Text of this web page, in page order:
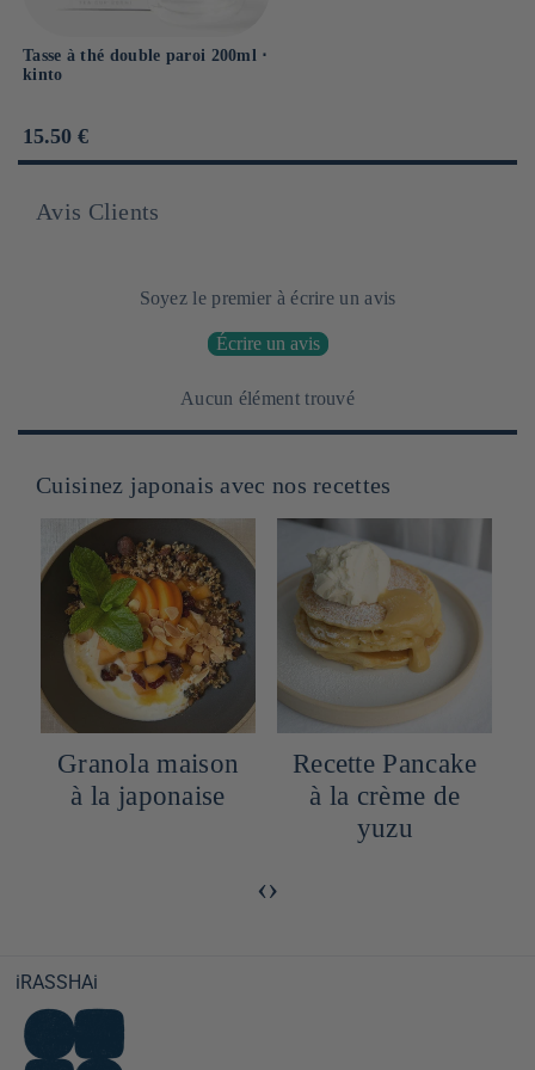
Tasse à thé double paroi 200ml ⋅
kinto
Prix
habituel
15.50 €
Avis Clients
Soyez le premier à écrire un avis
Écrire un avis
Aucun élément trouvé
Cuisinez japonais avec nos recettes
Granola maison
à la japonaise
Recette Pancake
à la crème de
yuzu
‹›
iRASSHAi